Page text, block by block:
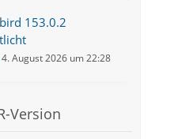
153.0.2
4. August 2026 um 22:28
Version